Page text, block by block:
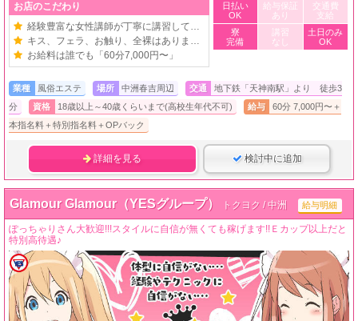
お店のこだわり
経験豊富な女性講師が丁寧に講習しています
キス、フェラ、お触り、全裸はありません
お給料は誰でも「60分7,000円〜」
日払い
OK
給与保証
あり
交通費
支給
寮
完備
講習
なし
土日のみ
OK
業種 風俗エステ 場所 中洲春吉周辺 交通
地下鉄「天神南駅」より 徒歩3
分
資格 18歳以上～40歳くらいまで(高校生年代不可) 給与
60分 7,000円〜＋
本指名料＋特別指名料＋OPバック
詳細を見る 検討中に追加
Glamour Glamour（YESグループ） トクヨク / 中洲 給与明細
ぽっちゃりさん大歓迎!!!スタイルに自信が無くても稼げます!!Ｅカップ以上だと
特別高待遇♪